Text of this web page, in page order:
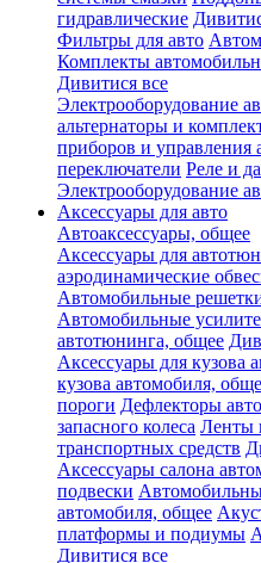
гидравлические
Фильтры для авто
Комплекты
Дивитися все
Электрооборудование
альтернаторы и
приборов и управления
переключатели Реле и
Электрооборудование
Аксессуары для авто
Автоаксессуары, общее
Аксессуары для
аэродинамические
Автомобильные
Автомобильные
автотюнинга, общее
Аксессуары для кузова
кузова автомобиля,
пороги Дефлекторы
запасного колеса Ленты
транспортных средств
Аксессуары салона
подвески
автомобиля, общее
платформы и подиумы
Дивитися все